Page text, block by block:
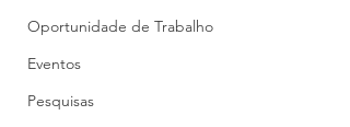
Oportunidade de Trabalho
Eventos
Pesquisas